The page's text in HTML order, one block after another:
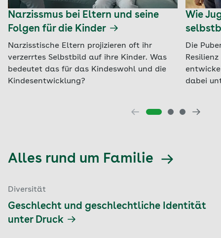
Narzissmus bei Eltern und seine
Folgen für die Kinder
Narzisstische Eltern projizieren oft ihr
verzerrtes Selbstbild auf ihre Kinder. Was
bedeutet das für das Kindeswohl und die
Kindesentwicklung?
Wie
Die
dabei
Alles rund um Familie
Diversität
Geschlecht und geschlechtliche Identität
unter Druck